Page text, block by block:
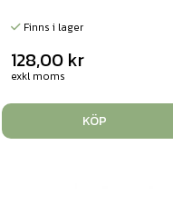
Finns i lager
128,00 kr
exkl moms
KÖP